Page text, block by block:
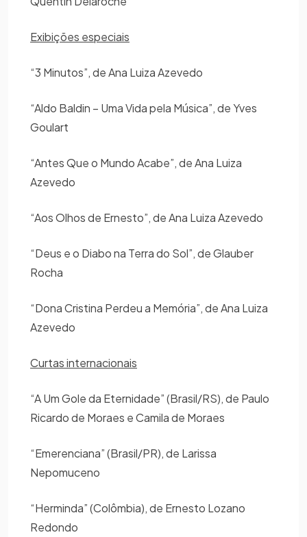
Exibições especiais
“3 Minutos”, de Ana Luiza Azevedo
“Aldo Baldin – Uma Vida pela Música”, de Yves
Goulart
“Antes Que o Mundo Acabe”, de Ana Luiza
Azevedo
“Aos Olhos de Ernesto”, de Ana Luiza Azevedo
“Deus e o Diabo na Terra do Sol”, de Glauber
Rocha
“Dona Cristina Perdeu a Memória”, de Ana Luiza
Azevedo
Curtas internacionais
“A Um Gole da Eternidade” (Brasil/RS), de Paulo
Ricardo de Moraes e Camila de Moraes
“Emerenciana” (Brasil/PR), de Larissa
Nepomuceno
“Herminda” (Colômbia), de Ernesto Lozano
Redondo